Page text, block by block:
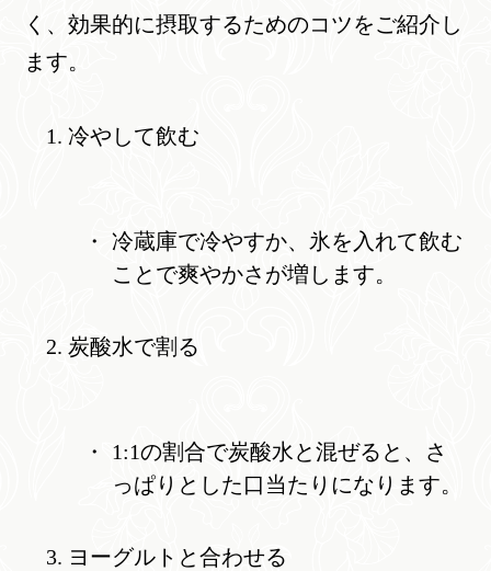
く、効果的に摂取するためのコツをご紹介し
ます。
冷やして飲む
冷蔵庫で冷やすか、氷を入れて飲む
ことで爽やかさが増します。
炭酸水で割る
1:1の割合で炭酸水と混ぜると、さ
っぱりとした口当たりになります。
ヨーグルトと合わせる